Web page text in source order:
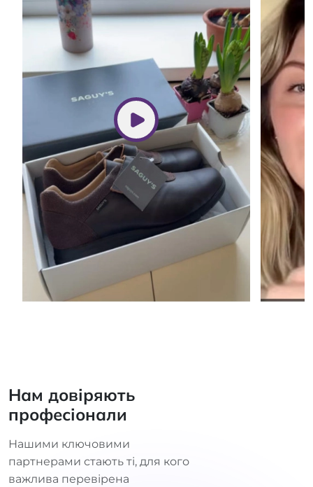
Нам довіряють
професіонали
Нашими ключовими
партнерами стають ті, для кого
важлива перевірена